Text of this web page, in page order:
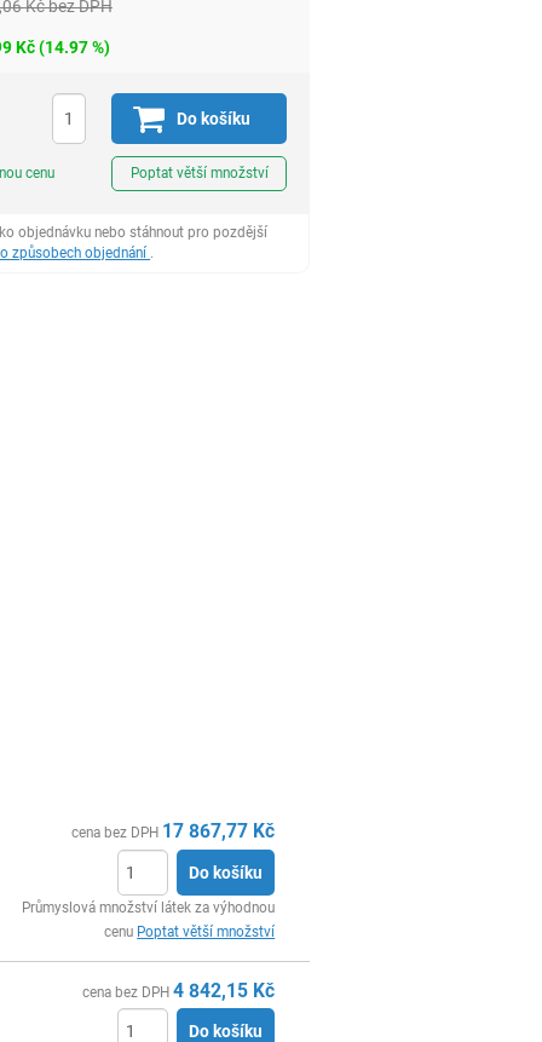
Kčbez DPH
Kč(14.97%)
Do košíku
cenu Poptat větší množství
objednávku nebo stáhnout pro pozdější
způsobech objednání
cena bez DPH 17 867,77 Kč
Do košíku
Průmyslová množství látek za výhodnou
cenu Poptat větší množství
cena bez DPH 4 842,15 Kč
Do košíku